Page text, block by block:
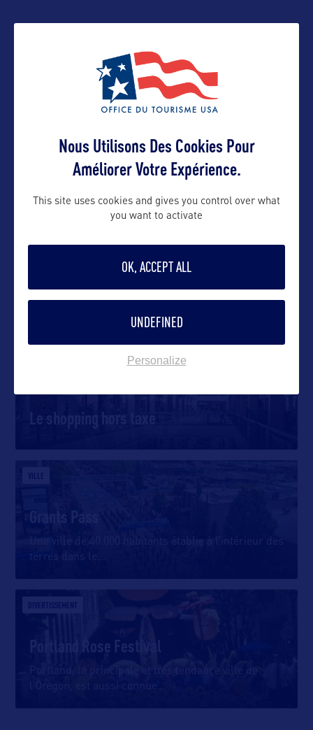
DANS LA MÊME CATEGORIE
SHOPPING
Le shopping hors taxe
VILLE
Grants Pass
Une ville de 40.000 habitants établie à l’intérieur des
terres dans le
DIVERTISSEMENT
Portland Rose Festival
Portland, la principale et très tendance ville de
l’Oregon, est aussi connue
Nous Utilisons Des Cookies Pour
Améliorer Votre Expérience.
This site uses cookies and gives you control over what
you want to activate
OK, ACCEPT ALL
UNDEFINED
Personalize